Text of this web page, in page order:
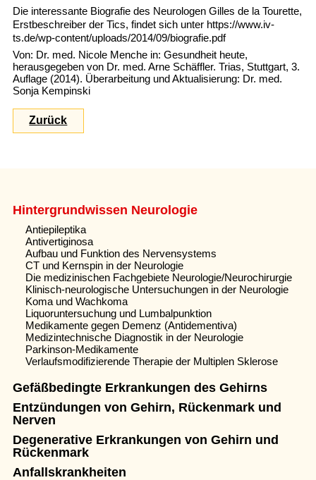
Die interessante Biografie des Neurologen Gilles de la Tourette,
Erstbeschreiber der Tics, findet sich unter https://www.iv-
ts.de/wp-content/uploads/2014/09/biografie.pdf
Von: Dr. med. Nicole Menche in: Gesundheit heute,
herausgegeben von Dr. med. Arne Schäffler. Trias, Stuttgart, 3.
Auflage (2014). Überarbeitung und Aktualisierung: Dr. med.
Sonja Kempinski
Zurück
Hintergrundwissen Neurologie
Antiepileptika
Antivertiginosa
Aufbau und Funktion des Nervensystems
CT und Kernspin in der Neurologie
Die medizinischen Fachgebiete Neurologie/Neurochirurgie
Klinisch-neurologische Untersuchungen in der Neurologie
Koma und Wachkoma
Liquoruntersuchung und Lumbalpunktion
Medikamente gegen Demenz (Antidementiva)
Medizintechnische Diagnostik in der Neurologie
Parkinson-Medikamente
Verlaufsmodifizierende Therapie der Multiplen Sklerose
Gefäßbedingte Erkrankungen des Gehirns
Entzündungen von Gehirn, Rückenmark und
Nerven
Degenerative Erkrankungen von Gehirn und
Rückenmark
Anfallskrankheiten